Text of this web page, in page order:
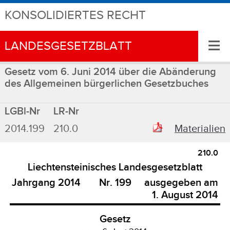
KONSOLIDIERTES RECHT
LANDESGESETZBLATT ≡
Gesetz vom 6. Juni 2014 über die Abänderung
des Allgemeinen bürgerlichen Gesetzbuches
LGBl-Nr
LR-Nr
2014.199
210.0 Materialien